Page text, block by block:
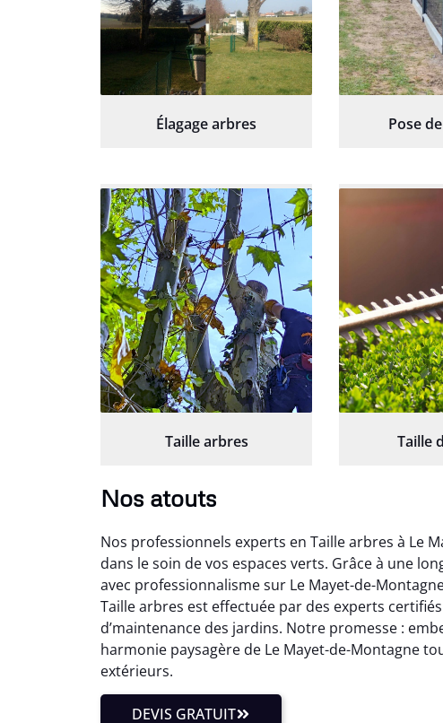
Élagage arbres Pose
Taille arbres Taille
Nos atouts
Nos professionnels experts en Taille arbres à Le
dans le soin de vos espaces verts. Grâce à une
avec professionnalisme sur Le Mayet-de-
Taille arbres est effectuée par des experts
d’maintenance des jardins. Notre promesse :
harmonie paysagère de Le Mayet-de-Montagne
extérieurs.
DEVIS GRATUIT